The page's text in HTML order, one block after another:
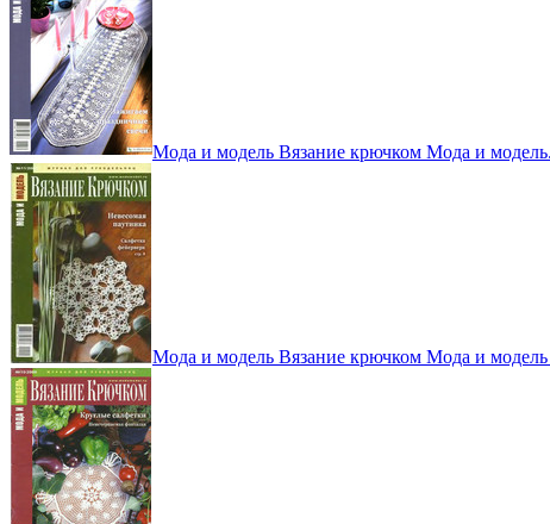
Мода и модель Вязание крючком Мода и
Мода и модель Вязание крючком Мода и модель